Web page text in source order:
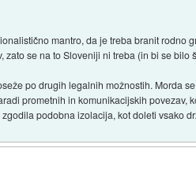
mantro, da je treba branit rodno
se na to Sloveniji ni treba (in bi se bilo
po drugih legalnih možnostih. Morda
prometnih in komunikacijskih povezav,
podobna izolacija, kot doleti vsako